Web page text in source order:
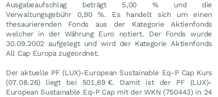
Ausgabeaufschlag beträgt 5,00 % und die
Verwaltungsgebühr 0,90 %. Es handelt sich um einen
thesaurierenden Fonds aus der Kategorie Aktienfonds
welcher in der Währung Euro notiert. Der Fonds wurde
30.09.2002 aufgelegt und wird der Kategorie Aktienfonds
All Cap Europa zugeordnet.
Der aktuelle PF (LUX)-European Sustainable Eq-P Cap Kurs
(07.08.26) liegt bei 501,69 €. Damit ist der PF (LUX)-
European Sustainable Eq-P Cap mit der WKN (750443) in 24